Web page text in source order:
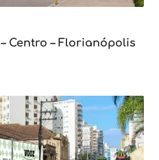
Centro – Florianópolis